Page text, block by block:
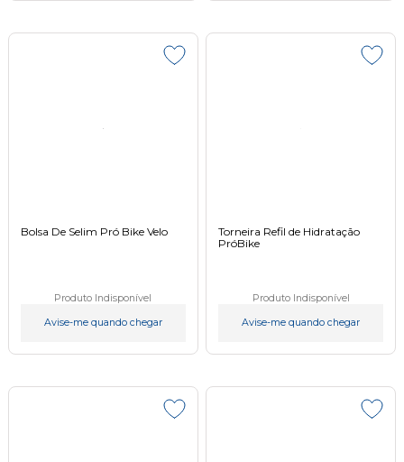
Bolsa De Selim Pró Bike Velo
Produto Indisponível
Avise-me quando chegar
Torneira Refil de Hidratação
PróBike
Produto Indisponível
Avise-me quando chegar